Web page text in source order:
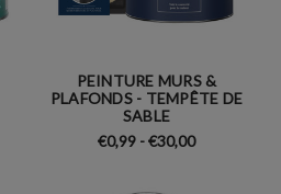
PEINTURE MURS &
PLAFONDS - TEMPÊTE DE
SABLE
€0,99 - €30,00